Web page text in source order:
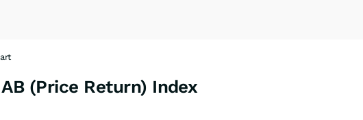
(Price Return) Index